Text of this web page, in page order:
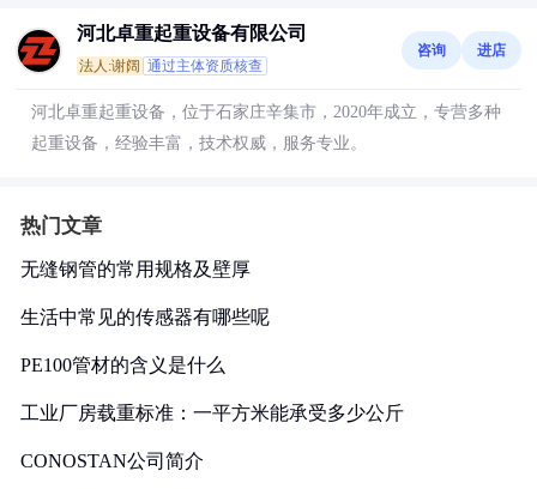
河北卓重起重设备有限公司
法人:谢阔 通过主体资质核查
咨询 进店
河北卓重起重设备，位于石家庄辛集市，2020年成立，专营多种
起重设备，经验丰富，技术权威，服务专业。
热门文章
无缝钢管的常用规格及壁厚
生活中常见的传感器有哪些呢
PE100管材的含义是什么
工业厂房载重标准：一平方米能承受多少公斤
CONOSTAN公司简介